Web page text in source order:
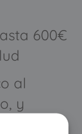
600€
al
y